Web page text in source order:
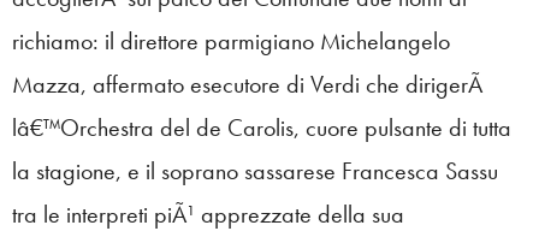
richiamo: il direttore parmigiano Michelangelo
Mazza, affermato esecutore di Verdi che dirigerÃ
lâ€™Orchestra del de Carolis, cuore pulsante di tutta
la stagione, e il soprano sassarese Francesca Sassu
tra le interpreti piÃ¹ apprezzate della sua